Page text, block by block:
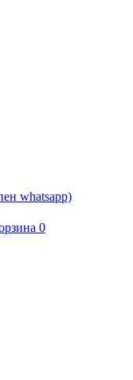
whatsapp)
0